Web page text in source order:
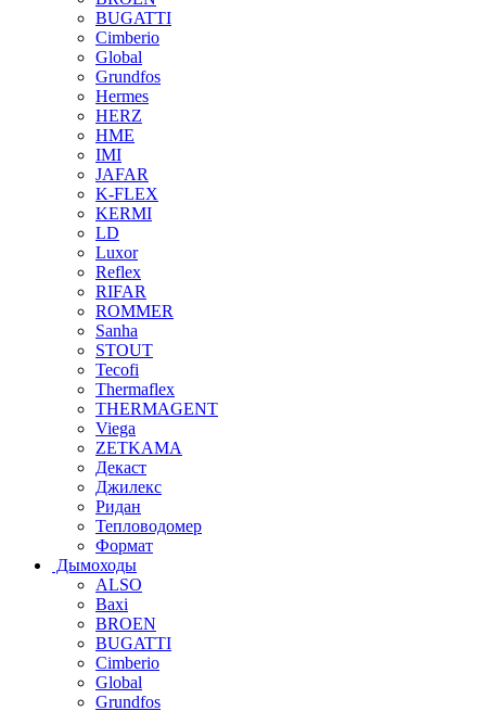
BUGATTI
Cimberio
Global
Grundfos
Hermes
HERZ
HME
IMI
JAFAR
K-FLEX
KERMI
LD
Luxor
Reflex
RIFAR
ROMMER
Sanha
STOUT
Tecofi
Thermaflex
THERMAGENT
Viega
ZETKAMA
Декаст
Джилекс
Ридан
Тепловодомер
Формат
Дымоходы
ALSO
Baxi
BROEN
BUGATTI
Cimberio
Global
Grundfos